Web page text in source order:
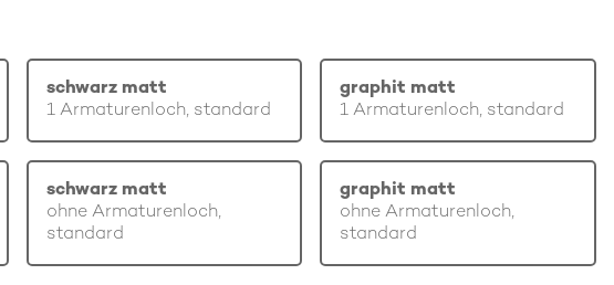
schwarz matt
1 Armaturenloch, standard
graphit matt
1 Armaturenloch, standard
schwarz matt
ohne Armaturenloch,
standard
graphit matt
ohne Armaturenloch,
standard